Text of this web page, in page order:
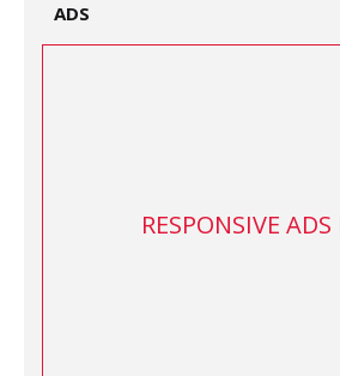
ADS
RESPONSIVE ADS